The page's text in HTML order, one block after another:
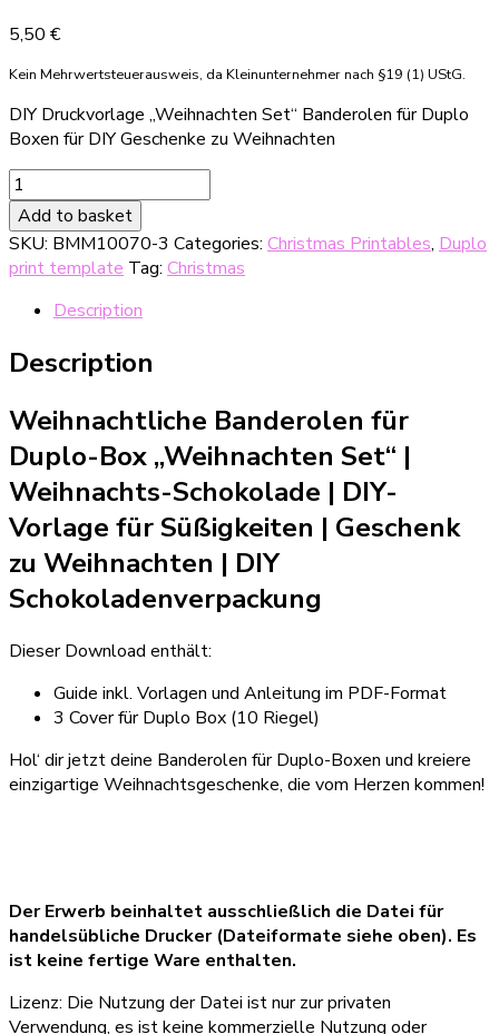
5,50 €
Kein Mehrwertsteuerausweis, da Kleinunternehmer nach §19 (1) UStG.
DIY Druckvorlage „Weihnachten Set“ Banderolen für Duplo
Boxen für DIY Geschenke zu Weihnachten
DIY
Druckvorlage
weihnachtliche
Duplo-
Banderole
"Weihnachten
quantity
Add to basket
SKU: BMM10070-3 Categories: Christmas Printables, Duplo
print template Tag: Christmas
Description
Description
Weihnachtliche Banderolen für
Duplo-Box „Weihnachten Set“ |
Weihnachts-Schokolade | DIY-
Vorlage für Süßigkeiten | Geschenk
zu Weihnachten | DIY
Schokoladenverpackung
Dieser Download enthält:
Guide inkl. Vorlagen und Anleitung im PDF-Format
3 Cover für Duplo Box (10 Riegel)
Hol‘ dir jetzt deine Banderolen für Duplo-Boxen und kreiere
einzigartige Weihnachtsgeschenke, die vom Herzen kommen!
Der Erwerb beinhaltet ausschließlich die Datei für
handelsübliche Drucker (Dateiformate siehe oben). Es
ist keine fertige Ware enthalten.
Lizenz: Die Nutzung der Datei ist nur zur privaten
Verwendung, es ist keine kommerzielle Nutzung oder